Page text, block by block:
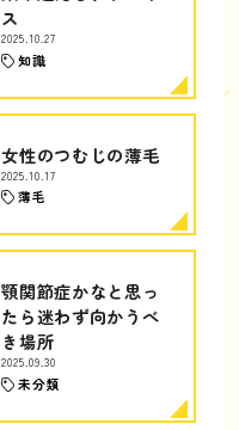
ス
2025.10.27
知識
女性のつむじの薄毛
2025.10.17
薄毛
顎関節症かなと思っ
たら迷わず向かうべ
き場所
2025.09.30
未分類